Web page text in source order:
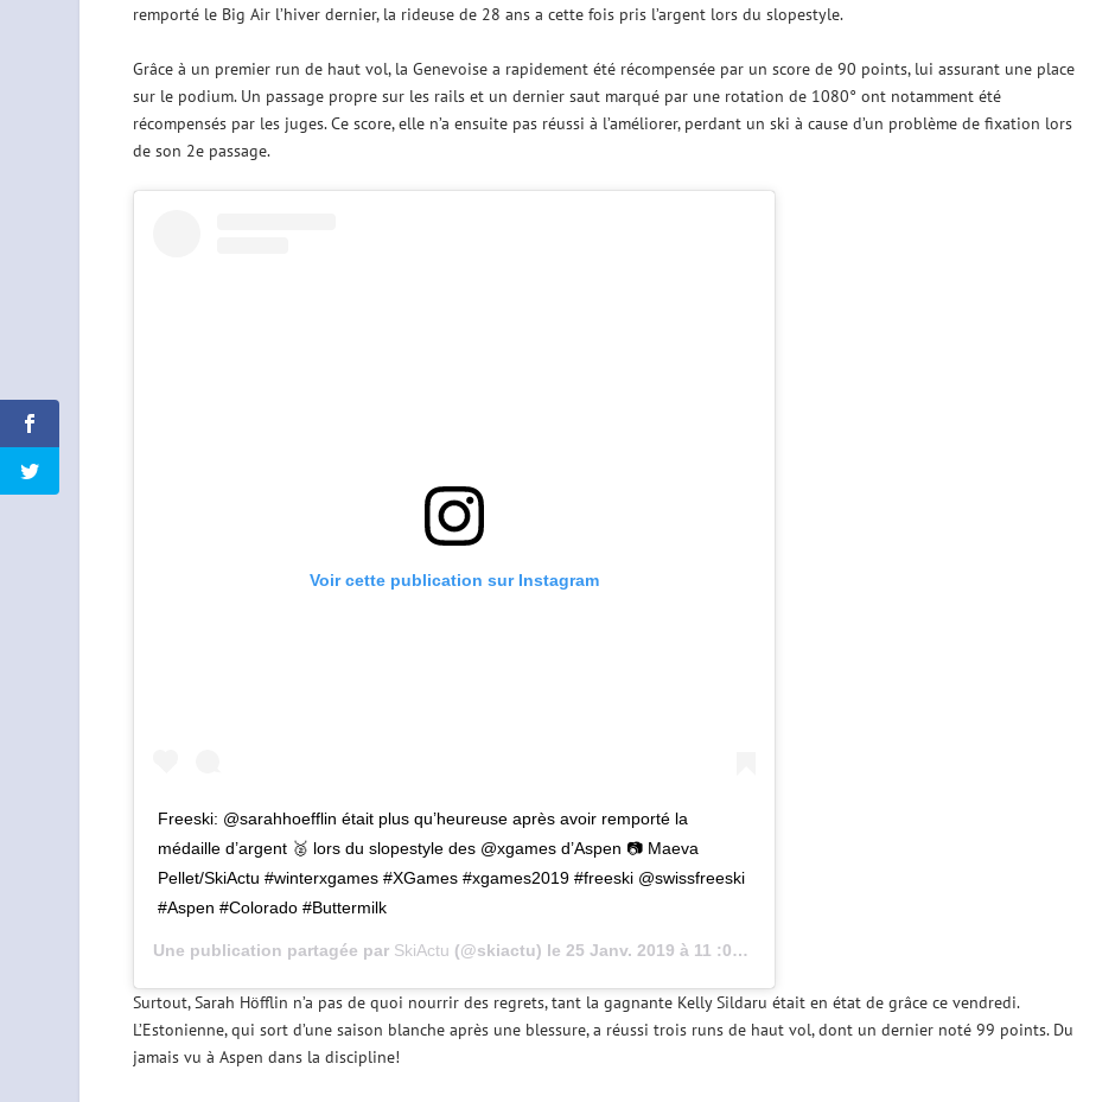
remporté le Big Air l’hiver dernier, la rideuse de 28 ans a cette fois pris l’argent lors du slopestyle.
Grâce à un premier run de haut vol, la Genevoise a rapidement été récompensée par un score de 90 points, lui assurant une place
sur le podium. Un passage propre sur les rails et un dernier saut marqué par une rotation de 1080° ont notamment été
récompensés par les juges. Ce score, elle n’a ensuite pas réussi à l’améliorer, perdant un ski à cause d’un problème de fixation lors
de son 2e passage.
Voir cette publication sur Instagram
Freeski: @sarahhoefflin était plus qu’heureuse après avoir remporté la
médaille d’argent 🥈 lors du slopestyle des @xgames d’Aspen 📷 Maeva
Pellet/SkiActu #winterxgames #XGames #xgames2019 #freeski @swissfreeski
#Aspen #Colorado #Buttermilk
Une publication partagée par SkiActu (@skiactu) le 25 Janv. 2019 à 11 :01 PST
Surtout, Sarah Höfflin n’a pas de quoi nourrir des regrets, tant la gagnante Kelly Sildaru était en état de grâce ce vendredi.
L’Estonienne, qui sort d’une saison blanche après une blessure, a réussi trois runs de haut vol, dont un dernier noté 99 points. Du
jamais vu à Aspen dans la discipline!